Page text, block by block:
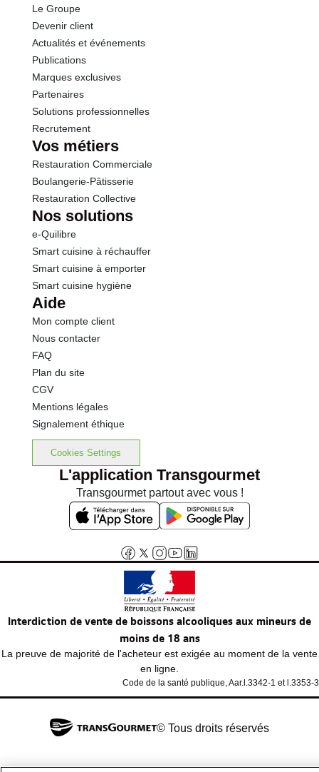
Le Groupe
Devenir client
Actualités et événements
Publications
Marques exclusives
Partenaires
Solutions professionnelles
Recrutement
Vos métiers
Restauration Commerciale
Boulangerie-Pâtisserie
Restauration Collective
Nos solutions
e-Quilibre
Smart cuisine à réchauffer
Smart cuisine à emporter
Smart cuisine hygiène
Aide
Mon compte client
Nous contacter
FAQ
Plan du site
CGV
Mentions légales
Signalement éthique
Cookies Settings
L'application Transgourmet
Transgourmet partout avec vous !
Interdiction de vente de boissons alcooliques aux mineurs de
moins de 18 ans
La preuve de majorité de l'acheteur est exigée au moment de la vente
en ligne.
Code de la santé publique, Aar.l.3342-1 et l.3353-3
© Tous droits réservés